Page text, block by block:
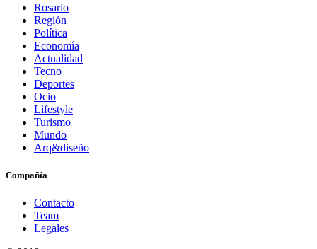
Rosario
Región
Política
Economía
Actualidad
Tecno
Deportes
Ocio
Lifestyle
Turismo
Mundo
Arq&diseño
Compañía
Contacto
Team
Legales